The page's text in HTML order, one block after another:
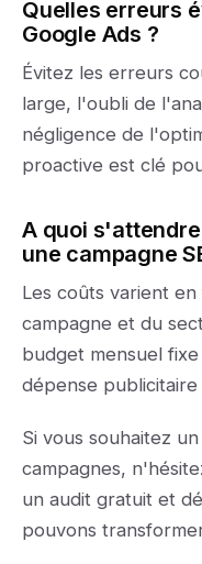
Quelles erreurs
Google Ads ?
Évitez les erreurs
large, l'oubli de
négligence de
proactive est clé
A quoi
une campagne
Les coûts varient
campagne et du
budget mensuel
dépense
Si vous souhaitez
campagnes,
un audit gratuit et
pouvons